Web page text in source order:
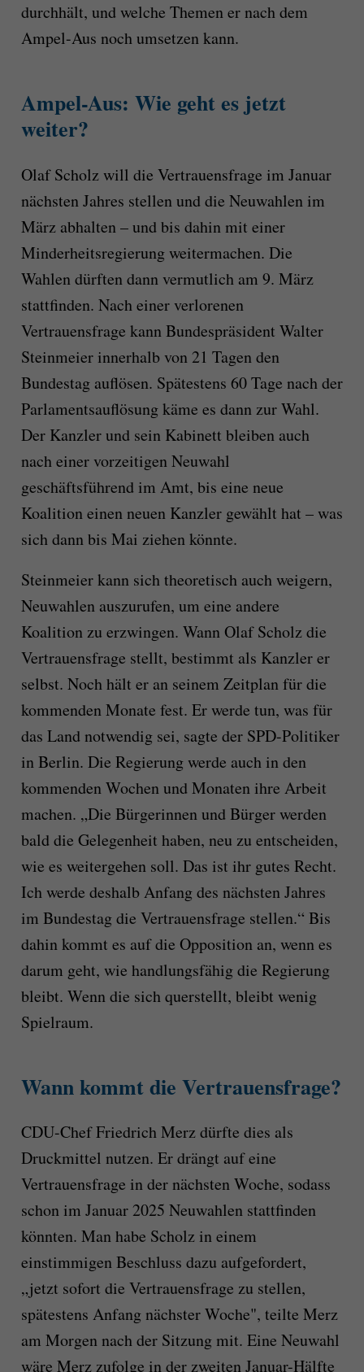
durchhält, und welche Themen er nach dem
Ampel-Aus noch umsetzen kann.
Ampel-Aus: Wie geht es jetzt
weiter?
Olaf Scholz will die Vertrauensfrage im Januar
nächsten Jahres stellen und die Neuwahlen im
März abhalten – und bis dahin mit einer
Minderheitsregierung weitermachen. Die
Wahlen dürften dann vermutlich am 9. März
stattfinden. Nach einer verlorenen
Vertrauensfrage kann Bundespräsident Walter
Steinmeier innerhalb von 21 Tagen den
Bundestag auflösen. Spätestens 60 Tage nach der
Parlamentsauflösung käme es dann zur Wahl.
Der Kanzler und sein Kabinett bleiben auch
nach einer vorzeitigen Neuwahl
geschäftsführend im Amt, bis eine neue
Koalition einen neuen Kanzler gewählt hat – was
sich dann bis Mai ziehen könnte.
Steinmeier kann sich theoretisch auch weigern,
Neuwahlen auszurufen, um eine andere
Koalition zu erzwingen. Wann Olaf Scholz die
Vertrauensfrage stellt, bestimmt als Kanzler er
selbst. Noch hält er an seinem Zeitplan für die
kommenden Monate fest. Er werde tun, was für
das Land notwendig sei, sagte der SPD-Politiker
in Berlin. Die Regierung werde auch in den
kommenden Wochen und Monaten ihre Arbeit
machen. „Die Bürgerinnen und Bürger werden
bald die Gelegenheit haben, neu zu entscheiden,
wie es weitergehen soll. Das ist ihr gutes Recht.
Ich werde deshalb Anfang des nächsten Jahres
im Bundestag die Vertrauensfrage stellen.“ Bis
dahin kommt es auf die Opposition an, wenn es
darum geht, wie handlungsfähig die Regierung
bleibt. Wenn die sich querstellt, bleibt wenig
Spielraum.
Wann kommt die Vertrauensfrage?
CDU-Chef Friedrich Merz dürfte dies als
Druckmittel nutzen. Er drängt auf eine
Vertrauensfrage in der nächsten Woche, sodass
schon im Januar 2025 Neuwahlen stattfinden
könnten. Man habe Scholz in einem
einstimmigen Beschluss dazu aufgefordert,
„jetzt sofort die Vertrauensfrage zu stellen,
spätestens Anfang nächster Woche", teilte Merz
am Morgen nach der Sitzung mit. Eine Neuwahl
wäre Merz zufolge in der zweiten Januar-Hälfte